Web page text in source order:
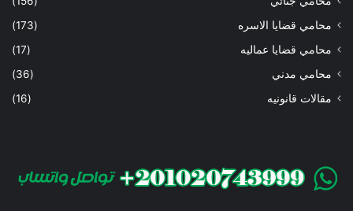
محامي قضايا الاسره
(173)
محامي قضايا عماليه
(17)
محامي مدني
(36)
مقالات قانونيه
(16)